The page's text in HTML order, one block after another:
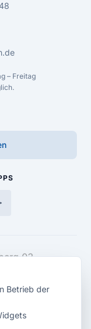
– Freitag
Betrieb der